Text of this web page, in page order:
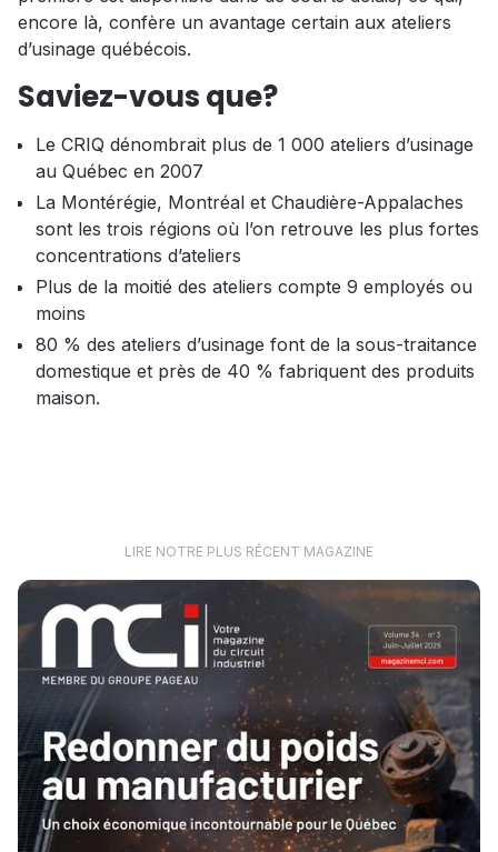
encore là, confère un avantage certain aux ateliers
d’usinage québécois.
Saviez-vous que?
Le CRIQ dénombrait plus de 1 000 ateliers d’usinage
au Québec en 2007
La Montérégie, Montréal et Chaudière-Appalaches
sont les trois régions où l’on retrouve les plus fortes
concentrations d’ateliers
Plus de la moitié des ateliers compte 9 employés ou
moins
80 % des ateliers d’usinage font de la sous-traitance
domestique et près de 40 % fabriquent des produits
maison.
LIRE NOTRE PLUS RÉCENT MAGAZINE